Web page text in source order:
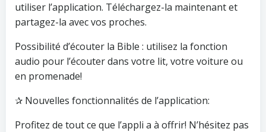
utiliser l’application. Téléchargez-la maintenant et
partagez-la avec vos proches.
Possibilité d’écouter la Bible : utilisez la fonction
audio pour l’écouter dans votre lit, votre voiture ou
en promenade!
✰ Nouvelles fonctionnalités de l’application:
Profitez de tout ce que l’appli a à offrir! N’hésitez pas